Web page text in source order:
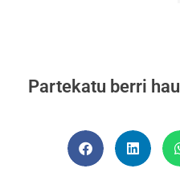
Partekatu berri hau